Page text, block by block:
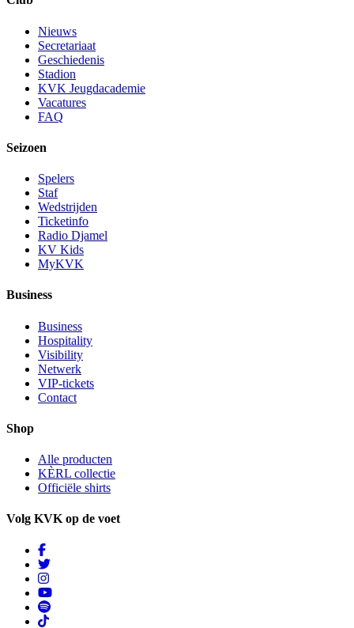
Nieuws
Secretariaat
Geschiedenis
Stadion
KVK Jeugdacademie
Vacatures
FAQ
Seizoen
Spelers
Staf
Wedstrijden
Ticketinfo
Radio Djamel
KV Kids
MyKVK
Business
Business
Hospitality
Visibility
Netwerk
VIP-tickets
Contact
Shop
Alle producten
KÈRL collectie
Officiële shirts
Volg KVK op de voet